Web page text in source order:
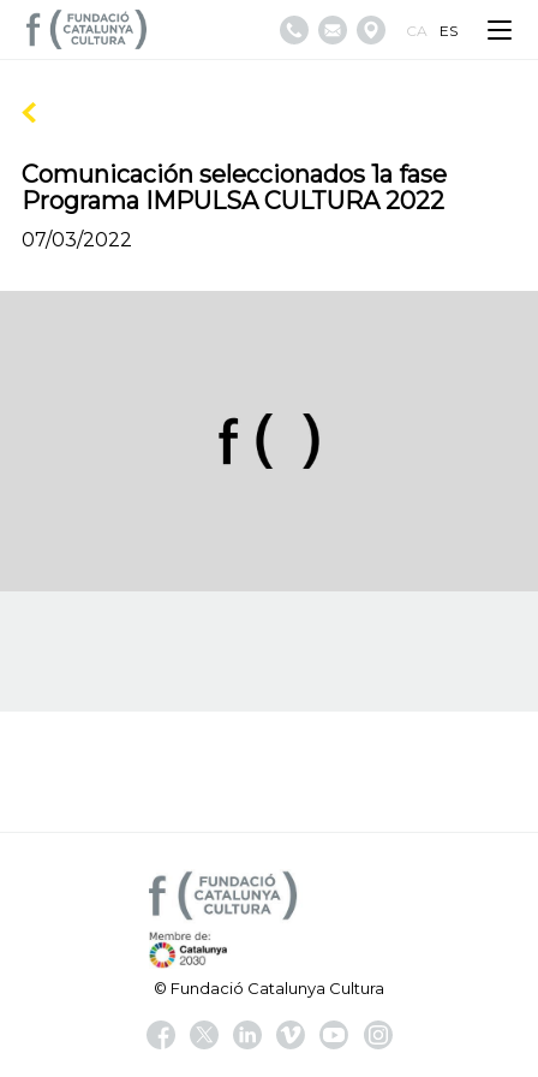
CA ES
Comunicación seleccionados 1a fase
Programa IMPULSA CULTURA 2022
07/03/2022
© Fundació Catalunya Cultura